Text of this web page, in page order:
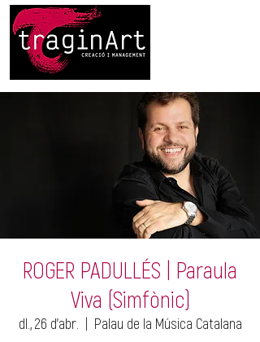
ROGER PADULLÉS | Paraula
Viva (Simfònic)
dl., 26 d’abr.
  |
Palau de la Música Catalana